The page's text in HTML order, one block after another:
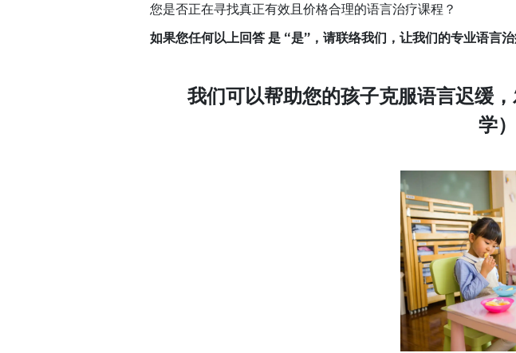
您是否正在寻找真正有效且价格合理的语言治疗课程？
如果您任何以上回答 是 “是”，请联络我们，让我们的专业语言治
我们可以帮助您的孩子克服语言迟缓
学